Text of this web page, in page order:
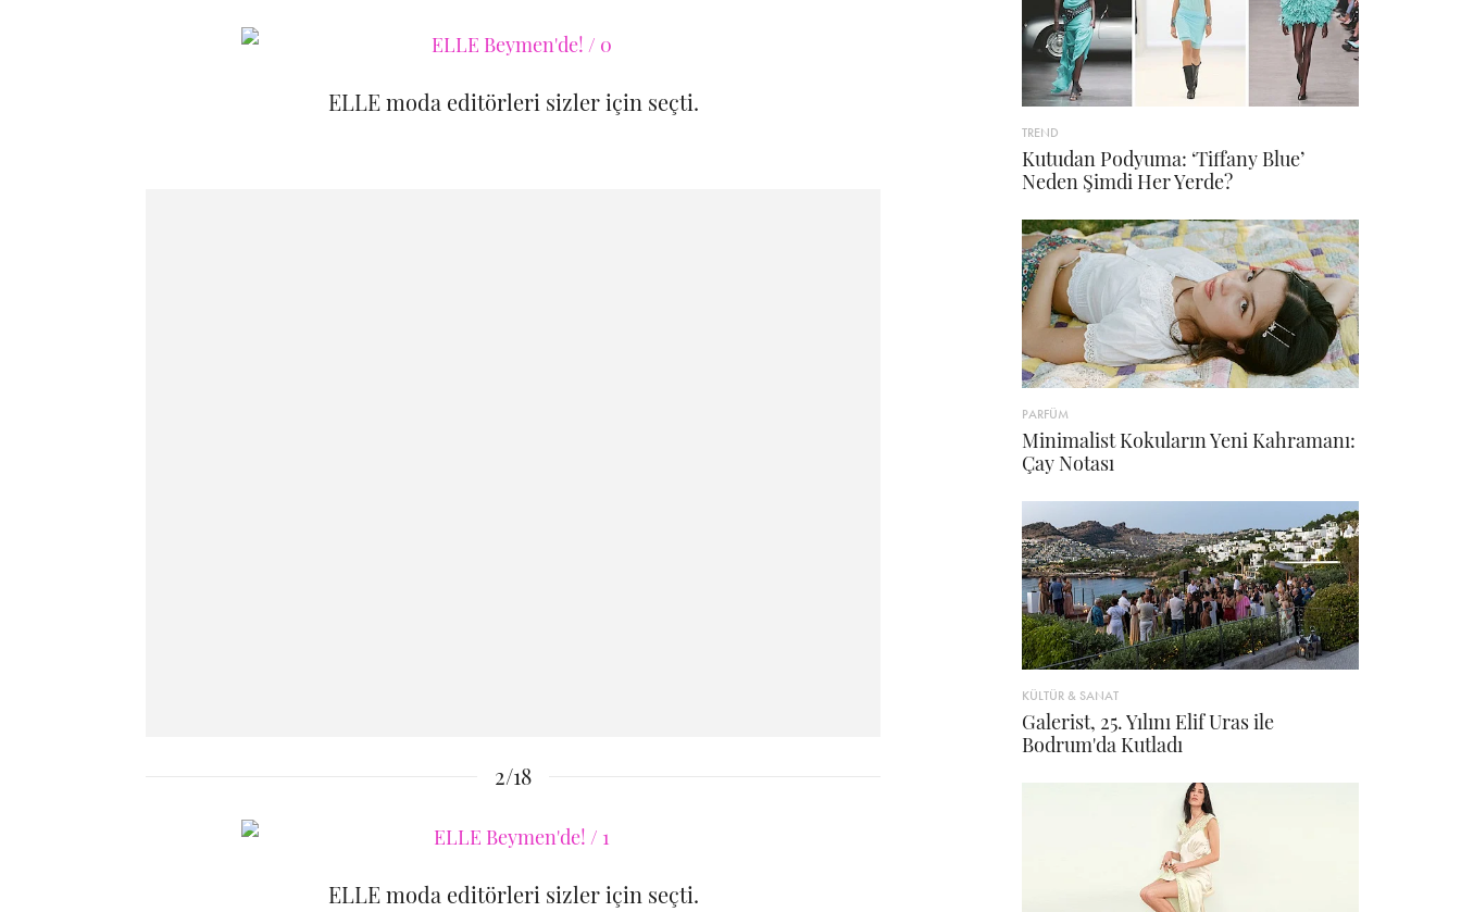
ELLE moda editörleri sizler için seçti.
2/18
ELLE moda editörleri sizler için seçti.
TREND
Kutudan Podyuma: ‘Tiffany Blue’
Neden Şimdi Her Yerde?
PARFÜM
Minimalist Kokuların Yeni Kahramanı:
Çay Notası
KÜLTÜR & SANAT
Galerist, 25. Yılını Elif Uras ile
Bodrum'da Kutladı